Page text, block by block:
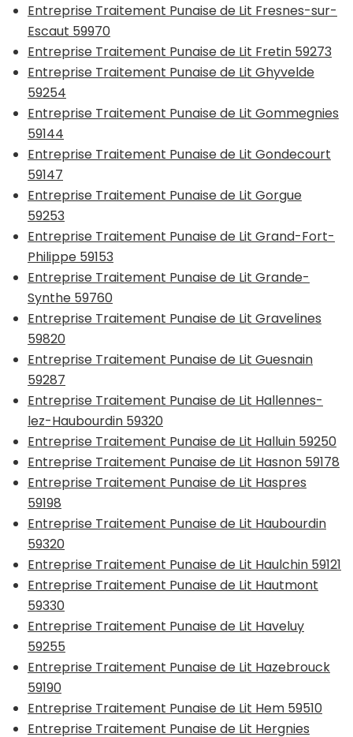
Entreprise Traitement Punaise de Lit Fresnes-sur-
Escaut 59970
Entreprise Traitement Punaise de Lit Fretin 59273
Entreprise Traitement Punaise de Lit Ghyvelde
59254
Entreprise Traitement Punaise de Lit Gommegnies
59144
Entreprise Traitement Punaise de Lit Gondecourt
59147
Entreprise Traitement Punaise de Lit Gorgue
59253
Entreprise Traitement Punaise de Lit Grand-Fort-
Philippe 59153
Entreprise Traitement Punaise de Lit Grande-
Synthe 59760
Entreprise Traitement Punaise de Lit Gravelines
59820
Entreprise Traitement Punaise de Lit Guesnain
59287
Entreprise Traitement Punaise de Lit Hallennes-
lez-Haubourdin 59320
Entreprise Traitement Punaise de Lit Halluin 59250
Entreprise Traitement Punaise de Lit Hasnon 59178
Entreprise Traitement Punaise de Lit Haspres
59198
Entreprise Traitement Punaise de Lit Haubourdin
59320
Entreprise Traitement Punaise de Lit Haulchin 59121
Entreprise Traitement Punaise de Lit Hautmont
59330
Entreprise Traitement Punaise de Lit Haveluy
59255
Entreprise Traitement Punaise de Lit Hazebrouck
59190
Entreprise Traitement Punaise de Lit Hem 59510
Entreprise Traitement Punaise de Lit Hergnies